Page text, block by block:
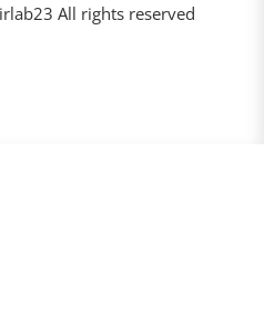
All rights reserved